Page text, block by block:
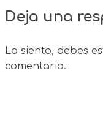
Deja una
Lo siento, debes
comentario.